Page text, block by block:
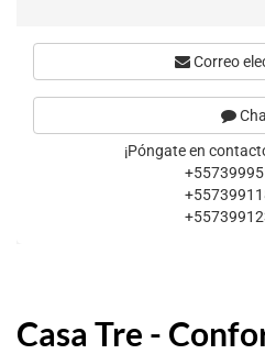
Casa Tre -
Correo
¡Póngate en